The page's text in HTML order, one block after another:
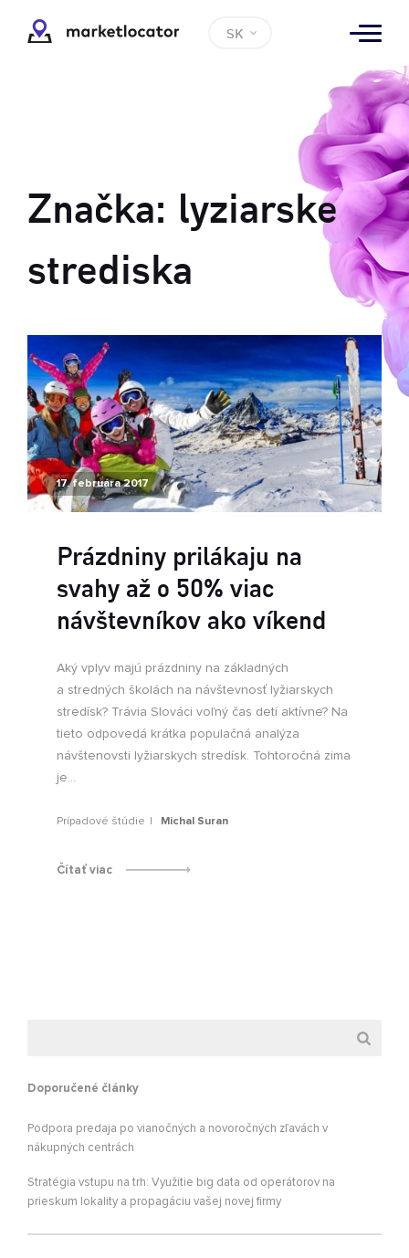
SK
Značka: lyziarske
strediska
17. februára 2017
Prázdniny prilákaju na
svahy až o 50% viac
návštevníkov ako víkend
Aký vplyv majú prázdniny na základných
a stredných školách na návštevnosť lyžiarskych
stredísk? Trávia Slováci voľný čas detí aktívne? Na
tieto odpovedá krátka populačná analýza
návštenovsti lyžiarskych stredísk. Tohtoročná zima
je...
Prípadové štúdie Michal Suran
Čítať viac
Doporučené články
Podpora predaja po vianočných a novoročných zľavách v
nákupných centrách
Stratégia vstupu na trh: Využitie big data od operátorov na
prieskum lokality a propagáciu vašej novej firmy